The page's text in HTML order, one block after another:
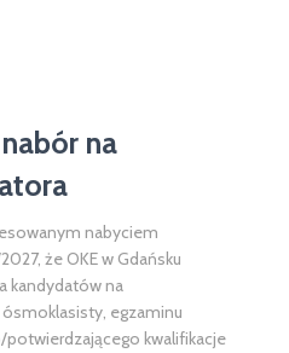
na
nabyciem
że OKE w Gdańsku
kandydatów na
egzaminu
kwalifikacje